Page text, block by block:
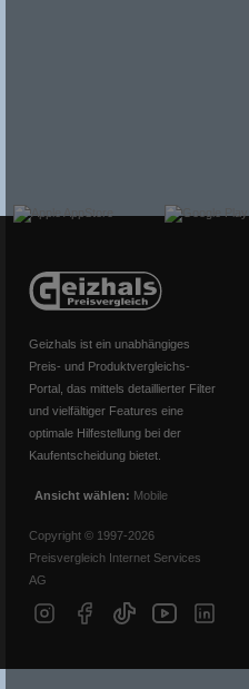
Geizhals ist ein unabhängiges
Preis- und Produktvergleichs-
Portal, das mittels detaillierter Filter
und vielfältiger Features eine
optimale Hilfestellung bei der
Kaufentscheidung bietet.
Ansicht wählen: Mobile
Copyright © 1997-2026
Preisvergleich Internet Services
AG